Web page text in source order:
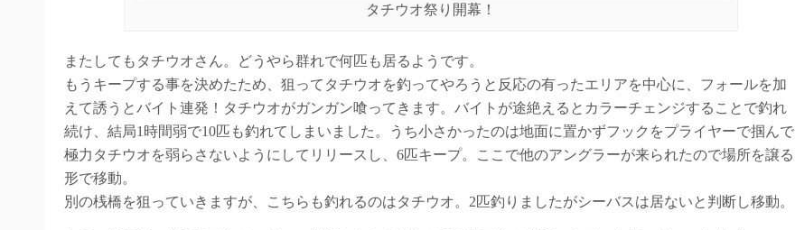
タチウオ祭り開幕！
またしてもタチウオさん。どうやら群れで何匹も居るようです。
もうキープする事を決めたため、狙ってタチウオを釣ってやろうと反応の有ったエリアを中心に、フォールを加
えて誘うとバイト連発！タチウオがガンガン喰ってきます。バイトが途絶えるとカラーチェンジすることで釣れ
続け、結局1時間弱で10匹も釣れてしまいました。うち小さかったのは地面に置かずフックをプライヤーで掴んで
極力タチウオを弱らさないようにしてリリースし、6匹キープ。ここで他のアングラーが来られたので場所を譲る
形で移動。
別の桟橋を狙っていきますが、こちらも釣れるのはタチウオ。2匹釣りましたがシーバスは居ないと判断し移動。